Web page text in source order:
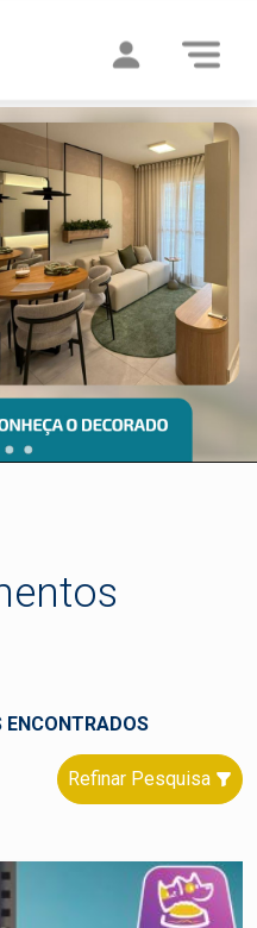
Refinar Pesquisa